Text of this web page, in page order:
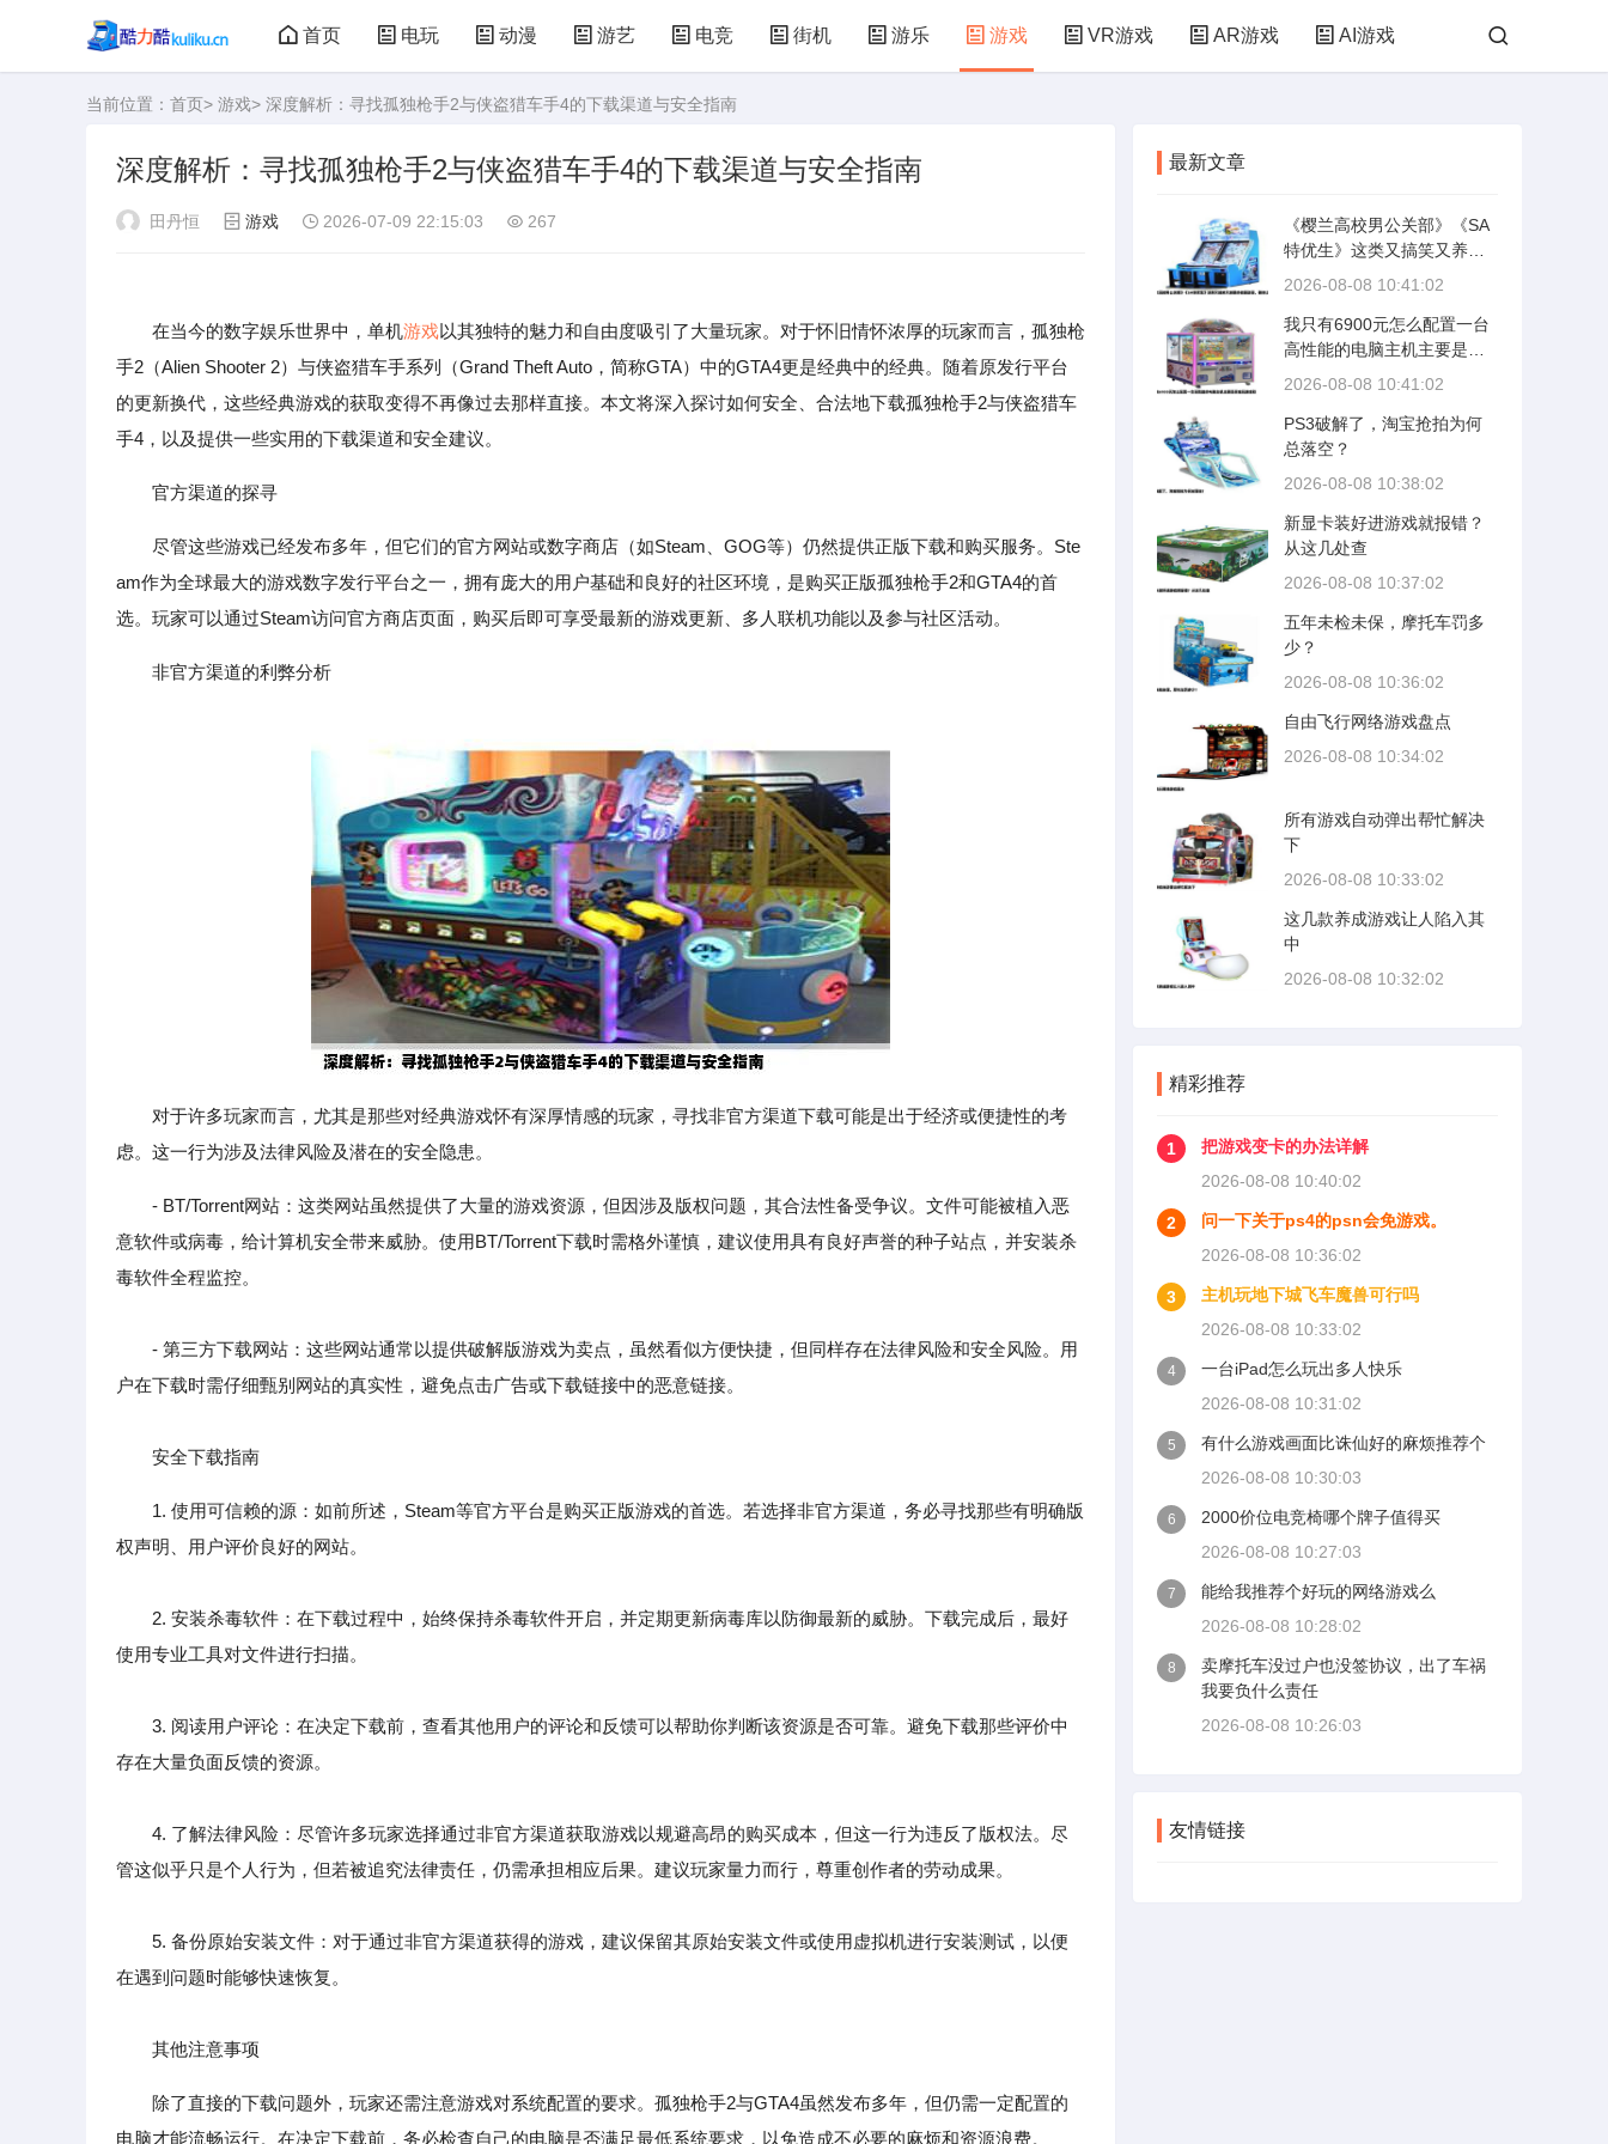
首页 电玩 动漫 游艺 电竞 街机 游乐 游戏 VR游戏 AR游戏 AI游戏
大型游戏 娃娃机 儿童游戏 益智玩具
当前位置： 首页> 游戏> 深度解析：寻找孤独枪手2与侠盗猎车手4的下载渠道与安全指南
深度解析：寻找孤独枪手2与侠盗猎车手4的下载渠道与安全指南
田丹恒 游戏 2026-07-09 22:15:03 267
在当今的数字娱乐世界中，单机游戏以其独特的魅力和自由度吸引了大量玩家。对于怀旧情怀浓厚的玩家而言，孤独枪
手2（Alien Shooter 2）与侠盗猎车手系列（Grand Theft Auto，简称GTA）中的GTA4更是经典中的经典。随着原发行平台
的更新换代，这些经典游戏的获取变得不再像过去那样直接。本文将深入探讨如何安全、合法地下载孤独枪手2与侠盗猎车
手4，以及提供一些实用的下载渠道和安全建议。
官方渠道的探寻
尽管这些游戏已经发布多年，但它们的官方网站或数字商店（如Steam、GOG等）仍然提供正版下载和购买服务。Ste
am作为全球最大的游戏数字发行平台之一，拥有庞大的用户基础和良好的社区环境，是购买正版孤独枪手2和GTA4的首
选。玩家可以通过Steam访问官方商店页面，购买后即可享受最新的游戏更新、多人联机功能以及参与社区活动。
非官方渠道的利弊分析
对于许多玩家而言，尤其是那些对经典游戏怀有深厚情感的玩家，寻找非官方渠道下载可能是出于经济或便捷性的考
虑。这一行为涉及法律风险及潜在的安全隐患。
- BT/Torrent网站：这类网站虽然提供了大量的游戏资源，但因涉及版权问题，其合法性备受争议。文件可能被植入恶
意软件或病毒，给计算机安全带来威胁。使用BT/Torrent下载时需格外谨慎，建议使用具有良好声誉的种子站点，并安装杀
毒软件全程监控。
- 第三方下载网站：这些网站通常以提供破解版游戏为卖点，虽然看似方便快捷，但同样存在法律风险和安全风险。用
户在下载时需仔细甄别网站的真实性，避免点击广告或下载链接中的恶意链接。
安全下载指南
1. 使用可信赖的源：如前所述，Steam等官方平台是购买正版游戏的首选。若选择非官方渠道，务必寻找那些有明确版
权声明、用户评价良好的网站。
2. 安装杀毒软件：在下载过程中，始终保持杀毒软件开启，并定期更新病毒库以防御最新的威胁。下载完成后，最好
使用专业工具对文件进行扫描。
3. 阅读用户评论：在决定下载前，查看其他用户的评论和反馈可以帮助你判断该资源是否可靠。避免下载那些评价中
存在大量负面反馈的资源。
4. 了解法律风险：尽管许多玩家选择通过非官方渠道获取游戏以规避高昂的购买成本，但这一行为违反了版权法。尽
管这似乎只是个人行为，但若被追究法律责任，仍需承担相应后果。建议玩家量力而行，尊重创作者的劳动成果。
5. 备份原始安装文件：对于通过非官方渠道获得的游戏，建议保留其原始安装文件或使用虚拟机进行安装测试，以便
在遇到问题时能够快速恢复。
其他注意事项
除了直接的下载问题外，玩家还需注意游戏对系统配置的要求。孤独枪手2与GTA4虽然发布多年，但仍需一定配置的
电脑才能流畅运行。在决定下载前，务必检查自己的电脑是否满足最低系统要求，以免造成不必要的麻烦和资源浪费。
最新文章
《樱兰高校男公关部》《SA
特优生》这类又搞笑又养眼
的校园动画，确实让人看完
与颜值齐飞、少女心与爆笑
共存的感觉，很难找到替代
品。不过翻遍这些年积累的
相近、画风讨喜、笑点密集
的作品，它们或许能填补这
份空虚。
2026-08-08 10:41:02
我只有6900元怎么配置一台
高性能的电脑主机主要是买
来玩游戏和
2026-08-08 10:41:02
PS3破解了，淘宝抢拍为何
总落空？
2026-08-08 10:38:02
新显卡装好进游戏就报错？
从这几处查
2026-08-08 10:37:02
五年未检未保，摩托车罚多
少？
2026-08-08 10:36:02
自由飞行网络游戏盘点
2026-08-08 10:34:02
所有游戏自动弹出帮忙解决
下
2026-08-08 10:33:02
这几款养成游戏让人陷入其
中
2026-08-08 10:32:02
精彩推荐
1
把游戏变卡的办法详解
2026-08-08 10:40:02
2
问一下关于ps4的psn会免游戏。
2026-08-08 10:36:02
3
主机玩地下城飞车魔兽可行吗
2026-08-08 10:33:02
4
一台iPad怎么玩出多人快乐
2026-08-08 10:31:02
5
有什么游戏画面比诛仙好的麻烦推荐个
2026-08-08 10:30:03
6
2000价位电竞椅哪个牌子值得买
2026-08-08 10:27:03
7
能给我推荐个好玩的网络游戏么
2026-08-08 10:28:02
8
卖摩托车没过户也没签协议，出了车祸
我要负什么责任
2026-08-08 10:26:03
友情链接